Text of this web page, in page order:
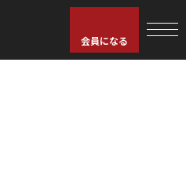
会員になる